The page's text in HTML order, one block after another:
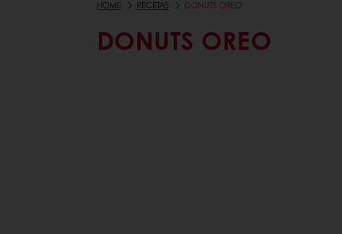
HOME RECETAS DONUTS OREO
DONUTS OREO